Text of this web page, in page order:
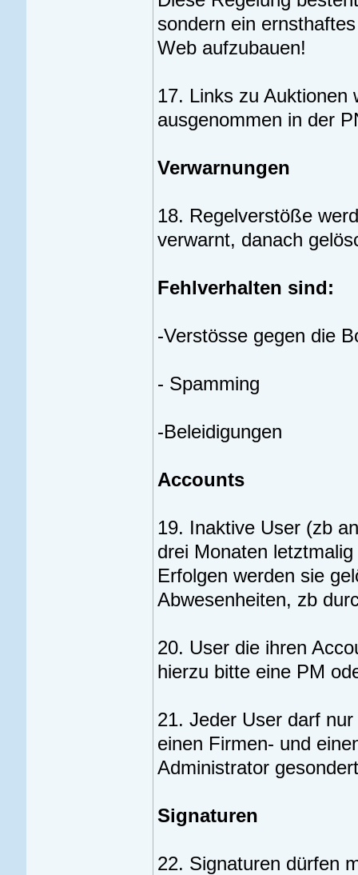
sondern ein
Web aufzubauen!
17. Links zu Auktionen
ausgenommen in der
Verwarnungen
18. Regelverstöße
verwarnt, danach
Fehlverhalten sind:
-Verstösse gegen die
- Spamming
-Beleidigungen
Accounts
19. Inaktive User (zb
drei Monaten
Erfolgen werden sie
Abwesenheiten, zb
20. User die ihren
hierzu bitte eine PM
21. Jeder User darf
einen Firmen- und
Administrator
Signaturen
22. Signaturen dürfen